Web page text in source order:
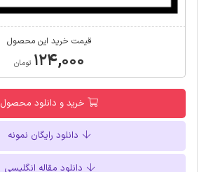
قیمت خرید این محصول
۱۲۴,۰۰۰ تومان
خرید و دانلود محصول
دانلود رایگان نمونه
دانلود مقاله انگلیسی